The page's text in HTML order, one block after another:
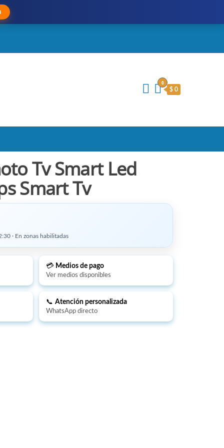
0
$ 0
Tv Smart Led
Smart Tv
· En zonas habilitadas
💳 Medios de pago
Ver medios disponibles
📞Atención personalizada
WhatsApp directo